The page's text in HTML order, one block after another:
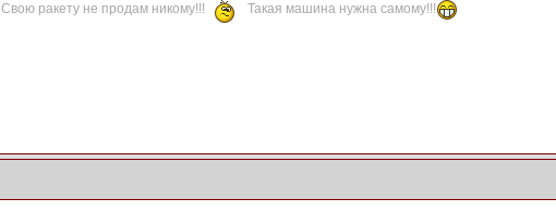
Свою ракету не продам никому!!! Такая машина нужна самому!!!